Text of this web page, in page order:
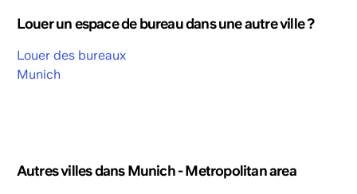
Louer un espace de bureau dans une autre ville ?
Louer des bureaux
Munich
Autres villes dans Munich - Metropolitan area